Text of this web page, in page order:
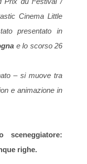
Cinema Little
presentato in
e lo scorso 26
– si muove tra
e animazione in
righe.